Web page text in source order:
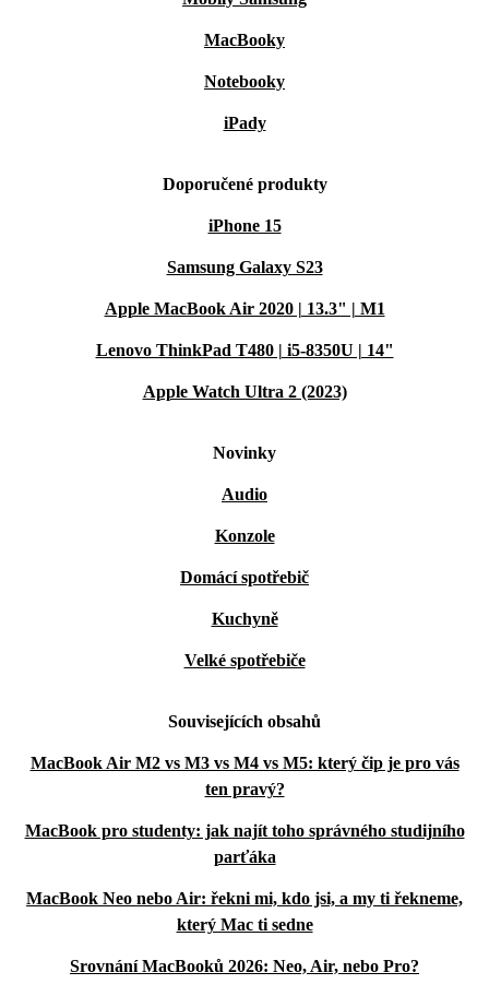
MacBooky
Notebooky
iPady
Doporučené produkty
iPhone 15
Samsung Galaxy S23
Apple MacBook Air 2020 | 13.3" | M1
Lenovo ThinkPad T480 | i5-8350U | 14"
Apple Watch Ultra 2 (2023)
Novinky
Audio
Konzole
Domácí spotřebič
Kuchyně
Velké spotřebiče
Souvisejících obsahů
MacBook Air M2 vs M3 vs M4 vs M5: který čip je pro vás
ten pravý?
MacBook pro studenty: jak najít toho správného studijního
parťáka
MacBook Neo nebo Air: řekni mi, kdo jsi, a my ti řekneme,
který Mac ti sedne
Srovnání MacBooků 2026: Neo, Air, nebo Pro?